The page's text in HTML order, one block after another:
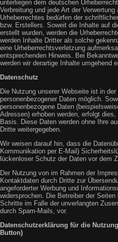
unterliegen dem deutschen
Verbreitung und jede Art der
Urheberrechtes bedürfen der
bzw. Erstellers. Soweit die Inhalte auf
erstellt wurden, werden die
werden Inhalte Dritter als solche
eine Urheberrechtsverletzung
entsprechenden Hinweis. Bei
werden wir derartige Inhalte umgehend
Datenschutz
Die Nutzung unserer Webseite ist in der
personenbezogener Daten möglich.
personenbezogene Daten
Adressen) erhoben werden, erfolgt
Basis. Diese Daten werden ohne Ihre
Dritte weitergegeben.
Wir weisen darauf hin, dass die
Kommunikation per E-Mail)
lückenloser Schutz der Daten vor dem
Der Nutzung von im Rahmen der
Kontaktdaten durch Dritte zur
angeforderter Werbung und
widersprochen. Die Betreiber der
Schritte im Falle der unverlangten
durch Spam-Mails, vor.
Datenschutzerklärung für die
Button)